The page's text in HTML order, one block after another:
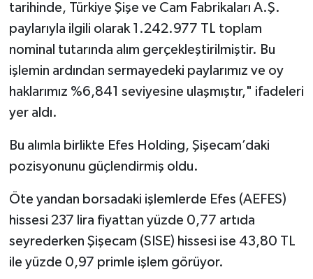
tarihinde, Türkiye Şişe ve Cam Fabrikaları A.Ş.
paylarıyla ilgili olarak 1.242.977 TL toplam
nominal tutarında alım gerçekleştirilmiştir. Bu
işlemin ardından sermayedeki paylarımız ve oy
haklarımız %6,841 seviyesine ulaşmıştır," ifadeleri
yer aldı.
Bu alımla birlikte Efes Holding, Şişecam’daki
pozisyonunu güçlendirmiş oldu.
Öte yandan borsadaki işlemlerde Efes (AEFES)
hissesi 237 lira fiyattan yüzde 0,77 artıda
seyrederken Şişecam (SISE) hissesi ise 43,80 TL
ile yüzde 0,97 primle işlem görüyor.